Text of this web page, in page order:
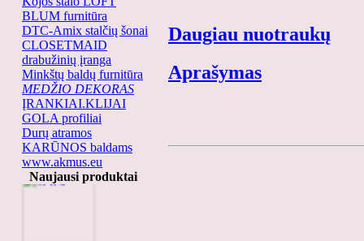
BLUM furnitūra
DTC-Amix stalčių šonai
CLOSETMAID
drabužinių įranga
Minkštų baldų furnitūra
MEDŽIO DEKORAS
ĮRANKIAI.KLIJAI
GOLA profiliai
Durų atramos
KARŪNOS baldams
www.akmus.eu
Naujausi produktai
Ww6
Daugiau nuotraukų
Aprašymas